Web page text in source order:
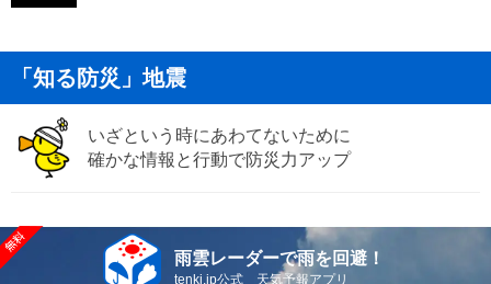
「知る防災」地震
いざという時にあわてないために
確かな情報と行動で防災力アップ
雨雲レーダーで雨を回避！
tenki.jp公式 天気予報アプリ